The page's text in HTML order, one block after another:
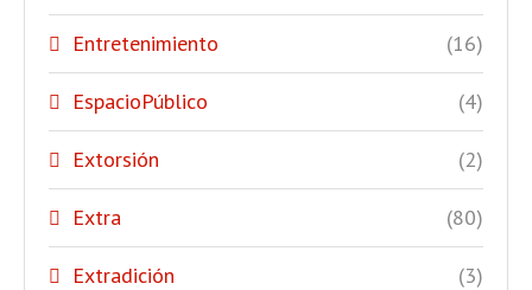
Entretenimiento (16)
EspacioPúblico (4)
Extorsión (2)
Extra (80)
Extradición (3)